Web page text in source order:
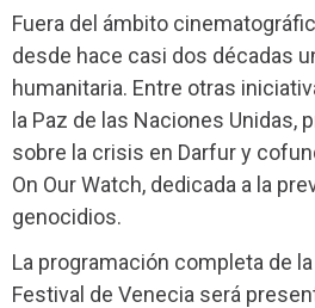
Fuera del ámbito
desde hace casi dos décadas
humanitaria. Entre otras
la Paz de las Naciones Unidas,
sobre la crisis en Darfur y
On Our Watch, dedicada a la
genocidios.
La programación completa de
Festival de Venecia será